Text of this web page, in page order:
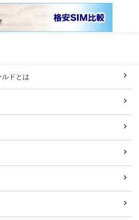
ルドとは